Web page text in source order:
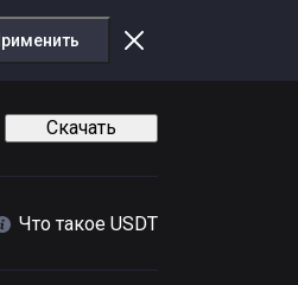
Скачать
Что такое USDT